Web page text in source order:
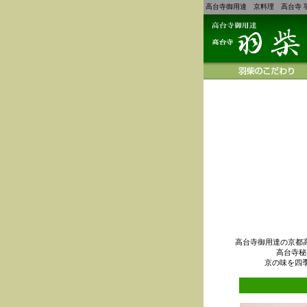
高台寺御用達 京料理 高台寺
高台寺御用達の京都
高台寺
京の味を四